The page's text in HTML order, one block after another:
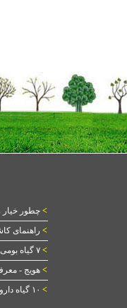
> چطور خیار
> راهنمای
> ۷ گیاه بومی ایران برای بالکن‌های آفتاب‌گیر؛ کم‌توقع و مقاوم
> هویج -
> ۱۰ گیاه دارویی مناسب آپارتمان برای کاهش استرس و بهبود خواب